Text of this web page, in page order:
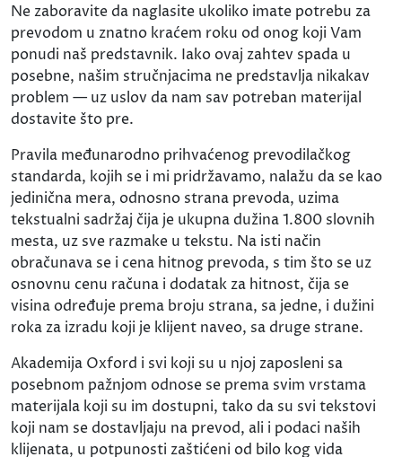
Ne zaboravite da naglasite ukoliko imate potrebu za
prevodom u znatno kraćem roku od onog koji Vam
ponudi naš predstavnik. Iako ovaj zahtev spada u
posebne, našim stručnjacima ne predstavlja nikakav
problem — uz uslov da nam sav potreban materijal
dostavite što pre.
Pravila međunarodno prihvaćenog prevodilačkog
standarda, kojih se i mi pridržavamo, nalažu da se kao
jedinična mera, odnosno strana prevoda, uzima
tekstualni sadržaj čija je ukupna dužina 1.800 slovnih
mesta, uz sve razmake u tekstu. Na isti način
obračunava se i cena hitnog prevoda, s tim što se uz
osnovnu cenu računa i dodatak za hitnost, čija se
visina određuje prema broju strana, sa jedne, i dužini
roka za izradu koji je klijent naveo, sa druge strane.
Akademija Oxford i svi koji su u njoj zaposleni sa
posebnom pažnjom odnose se prema svim vrstama
materijala koji su im dostupni, tako da su svi tekstovi
koji nam se dostavljaju na prevod, ali i podaci naših
klijenata, u potpunosti zaštićeni od bilo kog vida